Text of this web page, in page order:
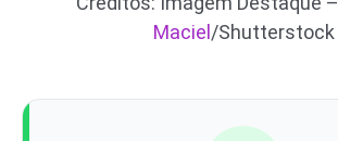
Maciel/Shutterstock